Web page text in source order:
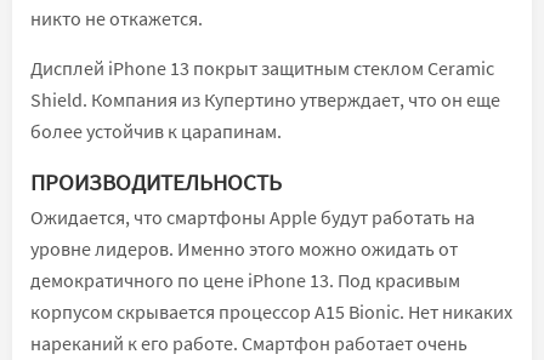
никто не откажется.
Дисплей iPhone 13 покрыт защитным стеклом Ceramic
Shield. Компания из Купертино утверждает, что он еще
более устойчив к царапинам.
ПРОИЗВОДИТЕЛЬНОСТЬ
Ожидается, что смартфоны Apple будут работать на
уровне лидеров. Именно этого можно ожидать от
демократичного по цене iPhone 13. Под красивым
корпусом скрывается процессор A15 Bionic. Нет никаких
нареканий к его работе. Смартфон работает очень